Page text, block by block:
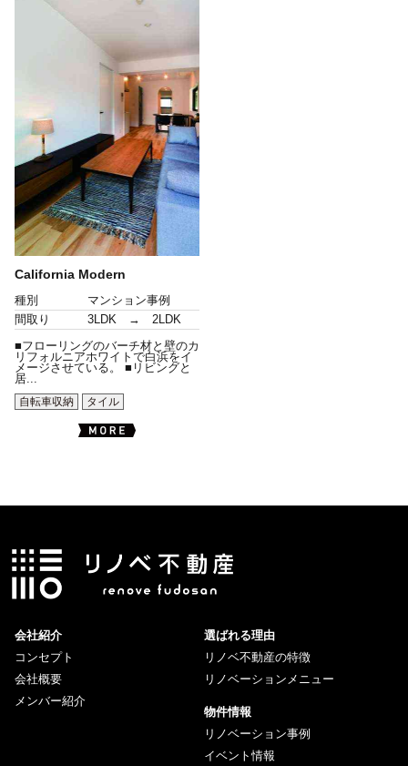
California Modern
種別
マンション事例
間取り
3LDK → 2LDK
■フローリングのバーチ材と壁のカ
リフォルニアホワイトで白浜をイ
メージさせている。 ■リビングと
居...
自転車収納
タイル
会社紹介
コンセプト
会社概要
メンバー紹介
選ばれる理由
リノベ不動産の特徴
リノベーションメニュー
物件情報
リノベーション事例
イベント情報